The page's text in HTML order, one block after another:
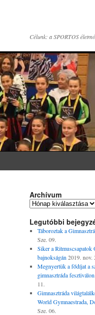
Célunk: a SPORTOS
Archívum
Legutóbbi
Táboroztak a
Sze. 09.
Siker a Ritmuscsapatok
bajnokságán 2019. nov.
Megnyertük a fődíjat a
gimnasztráda fesztiválon
11.
Gimnasztráda
World Gymnaestrada,
Sze. 06.